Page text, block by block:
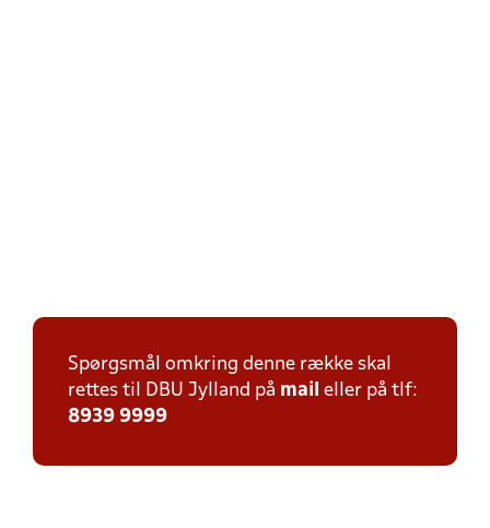
Spørgsmål omkring denne række skal
rettes til DBU Jylland på mail eller på tlf:
8939 9999